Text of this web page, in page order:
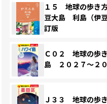
１５ 地球の歩
豆大島 利島（伊
訂版
Ｃ０２ 地球の歩
島 ２０２７～２
Ｊ３３ 地球の歩